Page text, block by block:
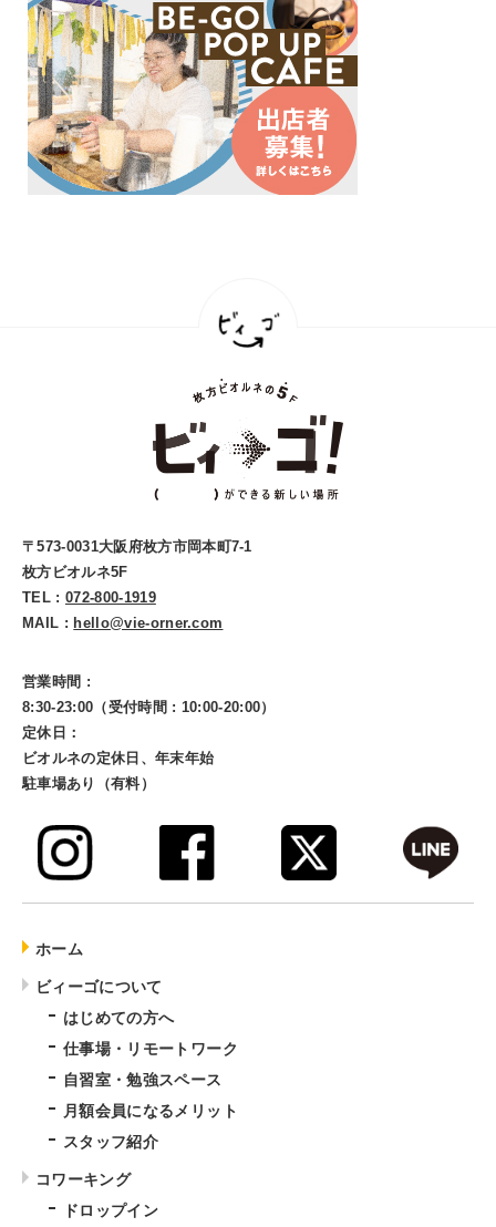
〒573-0031大阪府枚方市岡本町7-1
枚方ビオルネ5F
TEL : 072-800-1919
MAIL : hello@vie-orner.com
営業時間 :
8:30-23:00（受付時間 : 10:00-20:00）
定休日：
ビオルネの定休日、年末年始
駐車場あり（有料）
ホーム
ビィーゴについて
はじめての方へ
仕事場・リモートワーク
自習室・勉強スペース
月額会員になるメリット
スタッフ紹介
コワーキング
ドロップイン